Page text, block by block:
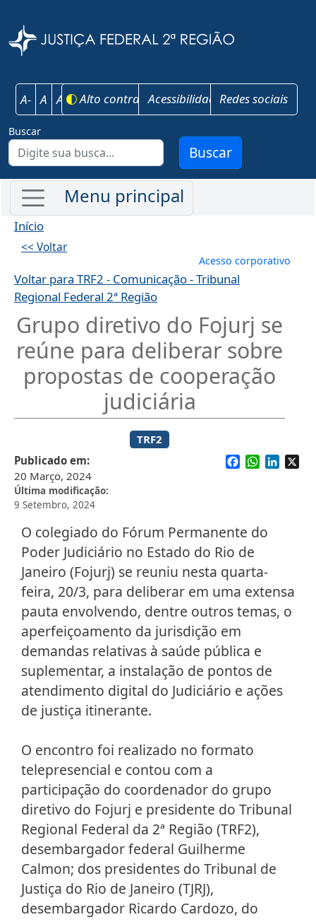
A- A A+ Alto contrasteAcessibilidadeRedes sociais
Buscar
Buscar
Início
<< Voltar
Menu de
Acesso corporativo
Voltar para TRF2 - Comunicação - Tribunal
Regional Federal 2ª Região
Grupo diretivo do Fojurj se
reúne para deliberar sobre
propostas de cooperação
judiciária
TRF2
Publicado em
20 Março, 2024
Última modificação
9 Setembro, 2024
Facebook
WhatsApp
O colegiado do Fórum Permanente do
Poder Judiciário no Estado do Rio de
Janeiro (Fojurj) se reuniu nesta quarta-
feira, 20/3, para deliberar em uma extensa
pauta envolvendo, dentre outros temas, o
aperfeiçoamento da jurisdição em
demandas relativas à saúde pública e
suplementar, a instalação de pontos de
atendimento digital do Judiciário e ações
de justiça itinerante.
O encontro foi realizado no formato
telepresencial e contou com a
participação do coordenador do grupo
diretivo do Fojurj e presidente do Tribunal
Regional Federal da 2ª Região (TRF2),
desembargador federal Guilherme
Calmon; dos presidentes do Tribunal de
Justiça do Rio de Janeiro (TJRJ),
desembargador Ricardo Cardozo, do